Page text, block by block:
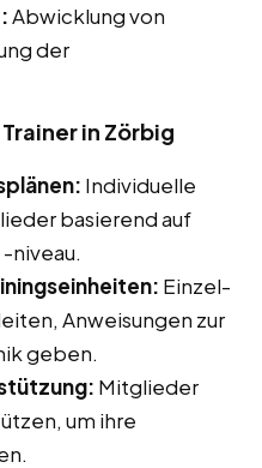
Abwicklung von
der
in Zörbig
Individuelle
basierend auf
niveau.
Einzel-
Anweisungen zur
geben.
Mitglieder
um ihre